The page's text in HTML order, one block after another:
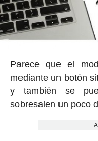
Parece que el
mediante un botón
y también se
sobresalen un poco